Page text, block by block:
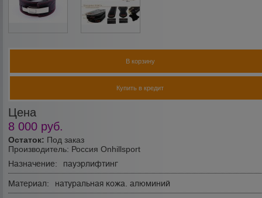
Остаток: Под заказ
Производитель: Россия Onhillsport
Назначение:
пауэрлифтинг
Материал: натуральная кожа. алюминий
Цена
8 000 руб.
В корзину
Купить в кредит